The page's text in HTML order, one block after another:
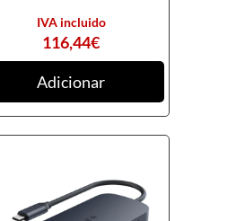
116,44€
IVA incluido
Adicionar